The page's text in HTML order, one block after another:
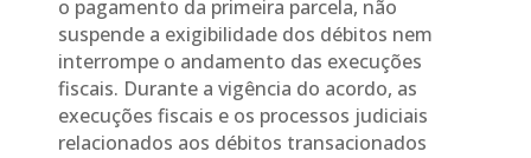
o pagamento da primeira parcela, não
suspende a exigibilidade dos débitos nem
interrompe o andamento das execuções
fiscais. Durante a vigência do acordo, as
execuções fiscais e os processos judiciais
relacionados aos débitos transacionados